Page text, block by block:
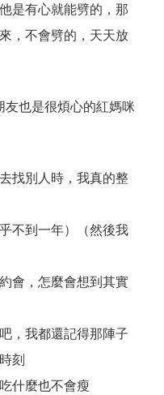
是有心就能劈的，那
，不會劈的，天天放
友也是很煩心的紅媽咪
找別人時，我真的整
不到一年）（然後我
會，怎麼會想到其實
，我都還記得那陣子
刻
什麼也不會瘦